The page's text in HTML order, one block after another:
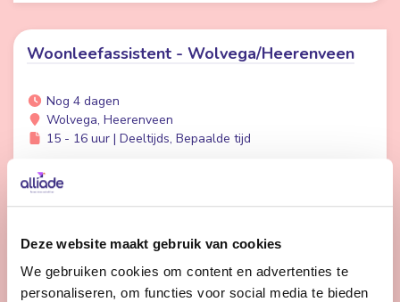
Deze website maakt gebruik van cookies
We gebruiken cookies om content en advertenties te
personaliseren, om functies voor social media te bieden
Woonleefassistent - Wolvega/Heerenveen
Nog 4 dagen
Wolvega, Heerenveen
15 - 16 uur | Deeltijds, Bepaalde tijd
Vind je het leuk om een praatje te maken met
bewoners en ze een fijne dag te bezorgen? Dan
Bekijk vacature